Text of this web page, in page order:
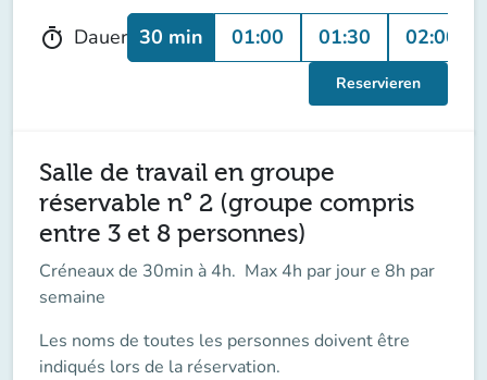
timer Dauer 30 min 01:00 01:30 02:00
Reservieren
Salle de travail en groupe
réservable n° 2 (groupe compris
entre 3 et 8 personnes)
Créneaux de 30min à 4h. Max 4h par jour e 8h par
semaine
Les noms de toutes les personnes doivent être
indiqués lors de la réservation.